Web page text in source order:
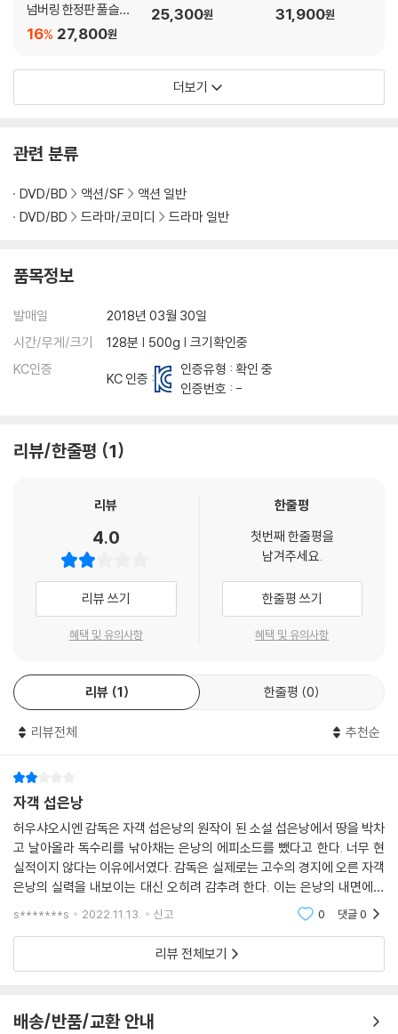
고향 위박에 돌아온 은낭의 과거와 현재를 아는 것은 사람들이 아니라, 은
낭과 함께 침묵하고 있는 바람이자, 흘러가는 구름처럼 보인다. 스크린 위
로 들리는 바람소리, 새소리에서 은낭의 이야기를 짐작하게 되는 것 같은
착각에 빠지기도 한다. 감독은 “아무리 대단해도 현실이란 것을 초월할 수
한 일종의 고집같은 것을 표현하는 것과도 같다”고 밝혔듯이 인공조명 조
촬영을 고집한 의미 있는 성과이기도 하다. 이는 허우 샤오시엔감독과 오
랜 세월 영화적 호흡을 맞춰온 촬영감독 마크 리 핑빙이 이루어낸 아름다
“숨막이는 우아함, 아름답다!”(Variety)라는 찬사는 독특하고 아름다운
으로 그는 허우 샤오시엔 감독의 '해상화', '밀레니엄 맘보' 등을 비롯, 왕가
위 감독의 '화양연화', 고레에다 히로카즈 감독의 '공기인형' 등 아시아 거
장들의 다수 작품에 참여한 촬영계의 마스터이다. 35mm 필름으로 촬영
해 디지털로 편집하는 과정을 거친 '자객 섭은낭'은 과거와 현재를 구분하
은 롱테이크 안에 자연스럽게 형성되는 인물의 흔적을 팔로우하며 순도 1
당 시대를 완벽히 재현한 프로덕션 디자인도 '자객 섭은낭'의 또 하나의 볼
거리다. 감독을 비롯한 미술스텝들은 당나라의 회화를 통해 당시의 의상과
생활상 등을 연구했고, 흑색, 황색을 키 컬러로 설정해 수제 실크 제품을 기
반으로 프로덕션 디자인을 구성했다. 왕실의 힘을 상징하는 황색으로 계안
의 위세를 드러냈고, 희미한 불빛 사이에서 반사되는 실크 소재는 영화의
낭의 무표정한 모습은 차마 말하지 못한 그녀의 마음을 대변하는 장면으
맘보''쓰리 타임즈' 등에서 활약한 황문영 미술감독이 영화의 미술과 의상
을 맡아 한 폭의 그림 같은 컷들을 만들며 걸작을 탄생시켰다.
슬픔의 도시 '비정성시'에서 칼의 길에 서있는 여인 '자객 섭은낭'까지
잃어버린 것들의 흔적을 끊고, 새로운 길을 떠나다
은 단연 베니스영화제 황금사자상을 수상한 '비정성시'부터이다. 한 가족
사를 통해 중국 본토와 대만의 아픈 역사를 담담히 그린 작품의 주인공은
사진관을 운영하는 벙어리 문청이다. 주인공 문청은 자객 섭은낭의 은낭과
돌아올 수 없는 가파른 운명의 세 형들과 달리, 타이페이 외곽에 작은 사진
관을 운영하며 조용히 살고 있다. 그러나 이 문청에게도 시절은 친절하지
않다. 역사의 큰 흐름은 그 시대를 만난 개인의 생을 시작하기도 전부터 금
하거나 슬픔 속으로 침묵하게 한다.
넘버링 한정판 풀슬립)
: 블루레이27,800원
16%
25,300원 31,900원
더보기
관련 분류
DVD/BD 액션/SF
액션 일반
DVD/BD
드라마/코미디 드라마 일반
품목정보
발매일
2018년 03월 30일
시간/무게/크기
128분 | 500g | 크기확인중
KC인증
KC 인증 :
인증유형 : 확인 중
인증번호 : -
리뷰/한줄평 1
리뷰
4.0
리뷰 쓰기
혜택 및 유의사항
한줄평
첫번째 한줄평을
남겨주세요.
한줄평 쓰기
혜택 및 유의사항
리뷰 1 한줄평 0
리뷰전체 추천순
자객 섭은낭
허우샤오시엔 감독은 자객 섭은낭의 원작이 된 소설 섭은낭에서 땅을 박차
고 날아올라 독수리를 낚아채는 은낭의 에피소드를 뺐다고 한다. 너무 현
실적이지 않다는 이유에서였다. 감독은 실제로는 고수의 경지에 오른 자객
은낭의 실력을 내보이는 대신 오히려 감추려 한다. 이는 은낭의 내면에서
비롯된다. 은낭은 싸움을 할 수 없는 고수다. 십대에 여도사에게 맡겨져 무
s*******s 2022.11.13. 신고 0 댓글0
리뷰 전체보기
배송/반품/교환 안내